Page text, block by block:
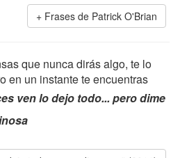
Frases de Patrick O'Brian
que nunca dirás algo, te lo
en un instante te encuentras
ven lo dejo todo... pero dime